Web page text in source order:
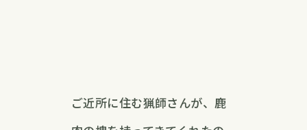
ご近所に住む猟師さんが、鹿